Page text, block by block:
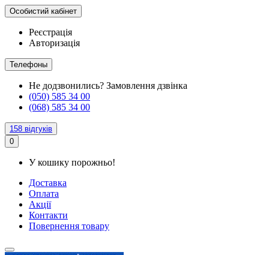
Особистий кабінет
Реєстрація
Авторизація
Телефоны
Не додзвонились? Замовлення дзвінка
(050) 585 34 00
(068) 585 34 00
158 відгуків
0
У кошику порожньо!
Доставка
Оплата
Акції
Контакти
Повернення товару